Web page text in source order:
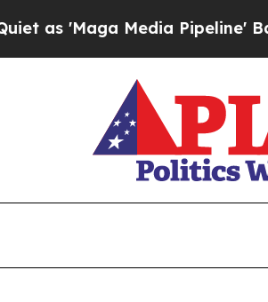
Media Pipeline' Backfires